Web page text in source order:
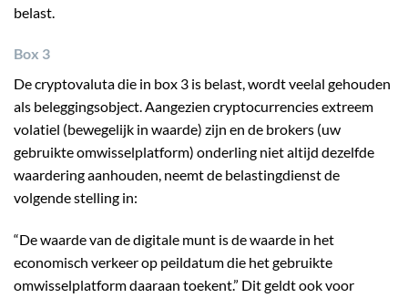
belast.
Box 3
De cryptovaluta die in box 3 is belast, wordt veelal gehouden
als beleggingsobject. Aangezien cryptocurrencies extreem
volatiel (bewegelijk in waarde) zijn en de brokers (uw
gebruikte omwisselplatform) onderling niet altijd dezelfde
waardering aanhouden, neemt de belastingdienst de
volgende stelling in:
“De waarde van de digitale munt is de waarde in het
economisch verkeer op peildatum die het gebruikte
omwisselplatform daaraan toekent.” Dit geldt ook voor